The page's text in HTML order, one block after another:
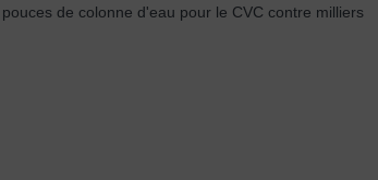
de colonne d'eau pour le CVC contre milliers